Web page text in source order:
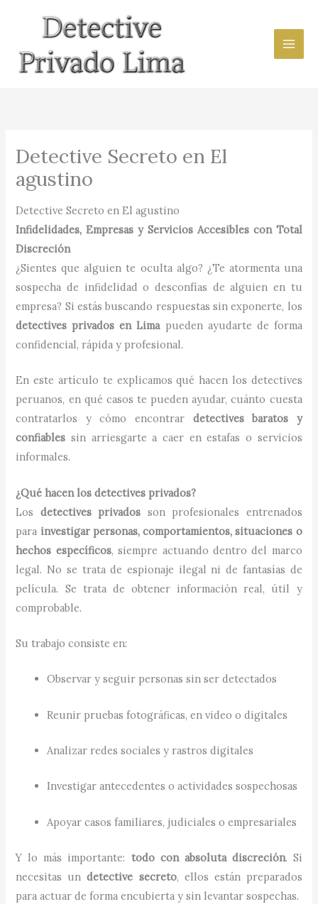
contenido
Detective Secreto en El
agustino
Detective Secreto en El agustino
Infidelidades, Empresas y Servicios Accesibles con Total
Discreción
¿Sientes que alguien te oculta algo? ¿Te atormenta una
sospecha de infidelidad o desconfías de alguien en tu
empresa? Si estás buscando respuestas sin exponerte, los
detectives privados en Limapueden ayudarte de forma
confidencial, rápida y profesional.
En este artículo te explicamos qué hacen los detectives
peruanos, en qué casos te pueden ayudar, cuánto cuesta
contratarlos y cómo encontrar detectives baratos y
confiables sin arriesgarte a caer en estafas o servicios
informales.
¿Qué hacen los detectives privados?
Los detectives privados son profesionales entrenados
para investigar personas, comportamientos, situaciones o
hechos específicos, siempre actuando dentro del marco
legal. No se trata de espionaje ilegal ni de fantasías de
película. Se trata de obtener información real, útil y
comprobable.
Su trabajo consiste en:
Observar y seguir personas sin ser detectados
Reunir pruebas fotográficas, en video o digitales
Analizar redes sociales y rastros digitales
Investigar antecedentes o actividades sospechosas
Apoyar casos familiares, judiciales o empresariales
Y lo más importante: todo con absoluta discreción. Si
necesitas undetective secreto, ellos están preparados
para actuar de forma encubierta y sin levantar sospechas.